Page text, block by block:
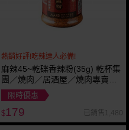
熱銷好評!吃辣達人必備!
麻辣45~乾碟香辣粉(35g) 乾杯集
團／燒肉／居酒屋／燒肉專賣店
中秋
限時優惠
$179 已銷售1,480